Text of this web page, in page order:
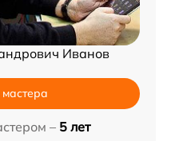
Иванов
– 5 лет